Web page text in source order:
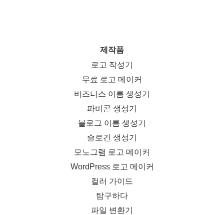
제작품
로고 작성기
무료 로고 메이커
비즈니스 이름 생성기
파비콘 생성기
블로그 이름 생성기
슬로건 생성기
모노그램 로고 메이커
WordPress 로고 메이커
컬러 가이드
탐구하다
파일 변환기